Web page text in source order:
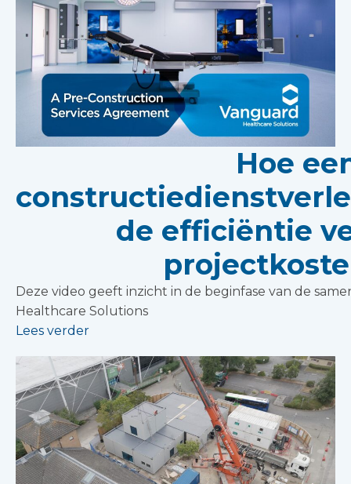
Hoe
de efficiëntie
Deze video geeft inzicht in de beginfase van de
Healthcare Solutions
Lees verder